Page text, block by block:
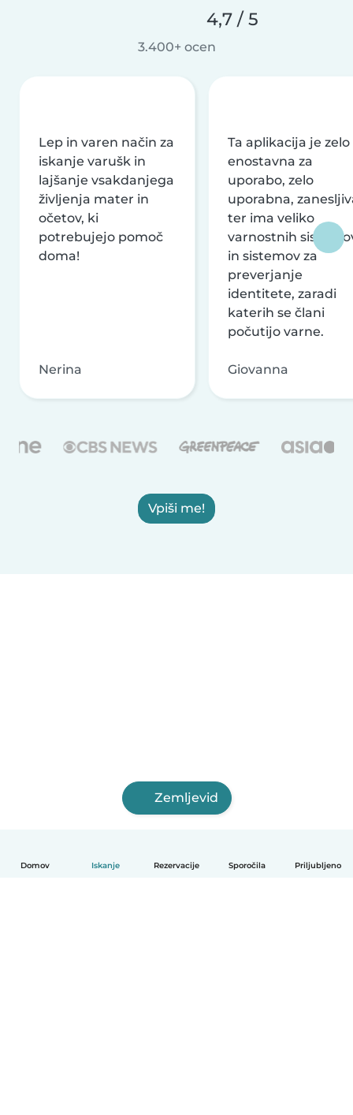
Domov Iskanje Rezervacije Sporočila Priljubljeno
4,7 / 5
3.400+ ocen
Lep in varen način za
iskanje varušk in
lajšanje vsakdanjega
življenja mater in
očetov, ki
potrebujejo pomoč
doma!
Nerina
Ta aplikacija je zelo
enostavna za
uporabo, zelo
uporabna,
ter ima veliko
varnostnih
in sistemov za
preverjanje
identitete, zaradi
katerih se člani
počutijo varne.
Giovanna
Vpiši me!
Zemljevid